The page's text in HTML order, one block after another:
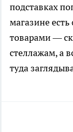
подставках
магазине
товарами —
стеллажам, а
туда